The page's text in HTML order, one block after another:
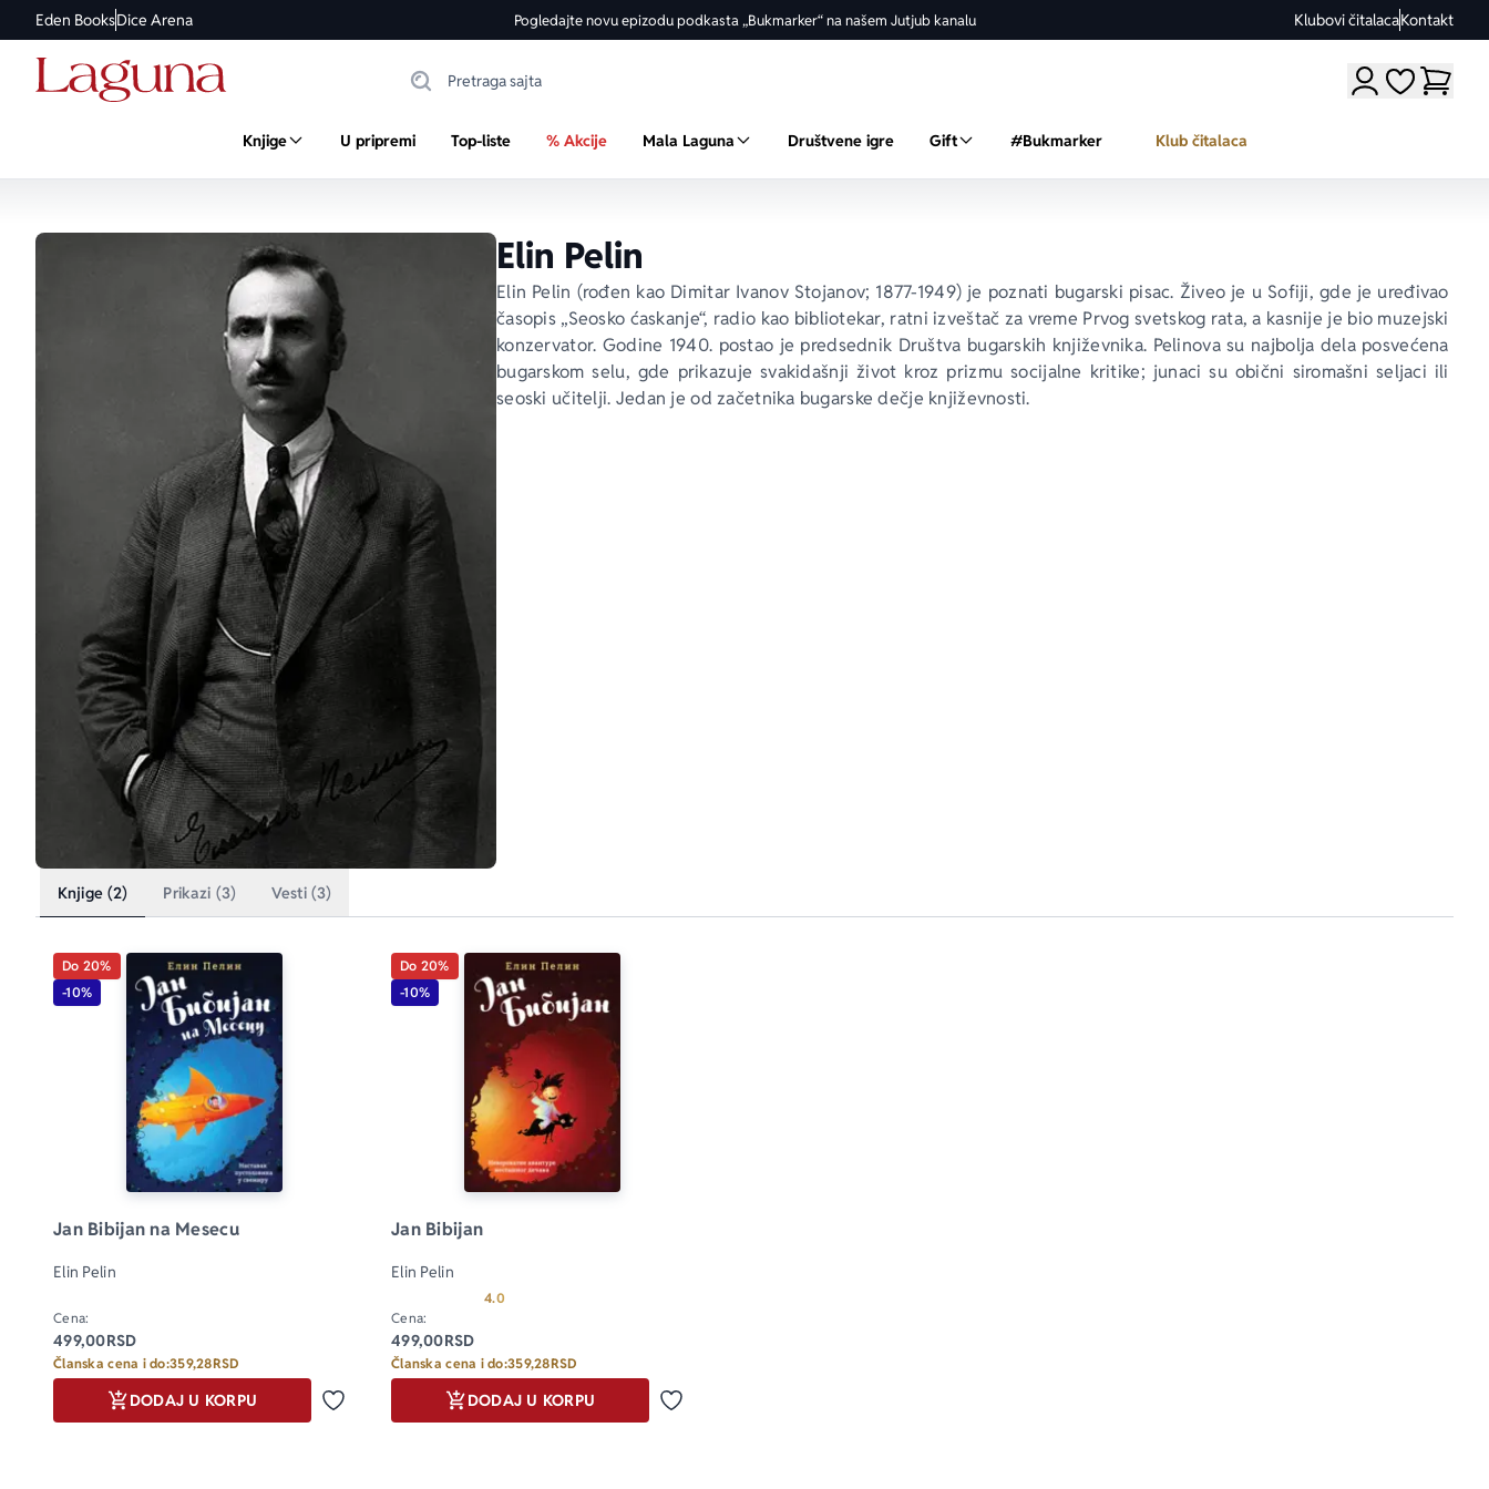
Eden BooksDice Arena Pogledajte novu epizodu podkasta „Bukmarker“ na našem Jutjub kanalu Klubovi čitalacaKontakt
Moji omiljeni
Knjige U pripremi Top-liste % Akcije Mala Laguna Društvene igre Gift #Bukmarker Klub čitalaca
Elin Pelin
Elin Pelin (rođen kao Dimitar Ivanov Stojanov; 1877-1949) je poznati bugarski pisac. Živeo je u Sofiji, gde je uređivao
časopis „Seosko ćaskanje“, radio kao bibliotekar, ratni izveštač za vreme Prvog svetskog rata, a kasnije je bio muzejski
konzervator. Godine 1940. postao je predsednik Društva bugarskih književnika. Pelinova su najbolja dela posvećena
bugarskom selu, gde prikazuje svakidašnji život kroz prizmu socijalne kritike; junaci su obični siromašni seljaci ili
seoski učitelji. Jedan je od začetnika bugarske dečje književnosti.
Knjige (2) Prikazi (3) Vesti (3)
Do 20%
-10%
Jan Bibijan na Mesecu
Elin Pelin
Cena:
499,00RSD
Članska cena i do:359,28RSD
Dodaj u omiljene
DODAJ U KORPU
Do 20%
-10%
Jan Bibijan
Elin Pelin
4.0Prosecna ocena je 4.0 od 5
Cena:
499,00RSD
Članska cena i do:359,28RSD
Dodaj u omiljene
DODAJ U KORPU